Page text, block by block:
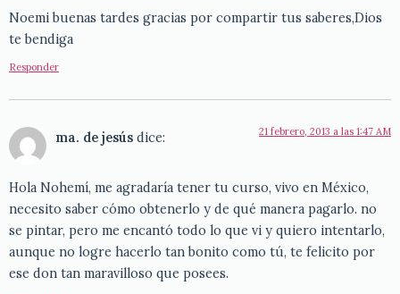
Noemi buenas tardes gracias por compartir tus saberes,Dios
te bendiga
Responder
ma. de jesús dice: 21 febrero, 2013 a las 1:47 AM
Hola Nohemí, me agradaría tener tu curso, vivo en México,
necesito saber cómo obtenerlo y de qué manera pagarlo. no
se pintar, pero me encantó todo lo que vi y quiero intentarlo,
aunque no logre hacerlo tan bonito como tú, te felicito por
ese don tan maravilloso que posees.